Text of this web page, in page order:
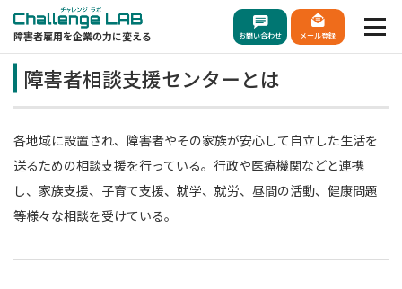
障害者雇用を企業の力に変える お問い合わせ メール登録
障害者相談支援センターとは
各地域に設置され、障害者やその家族が安心して自立した生活を
送るための相談支援を行っている。行政や医療機関などと連携
し、家族支援、子育て支援、就学、就労、昼間の活動、健康問題
等様々な相談を受けている。